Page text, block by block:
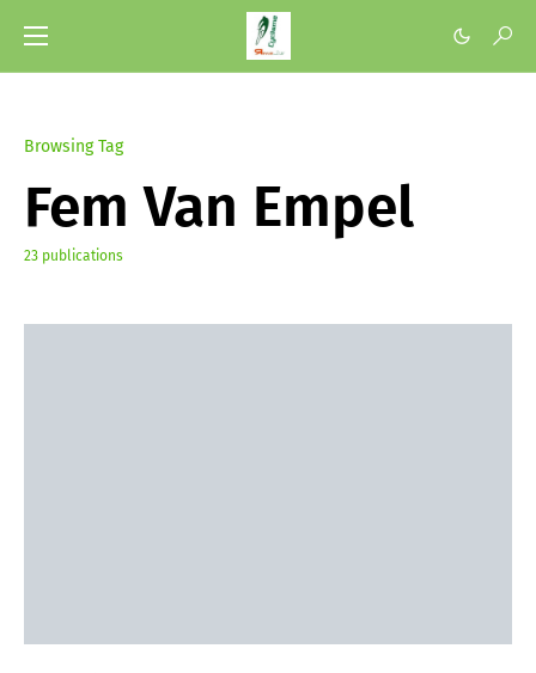
Browsing Tag
Fem Van Empel
23 publications